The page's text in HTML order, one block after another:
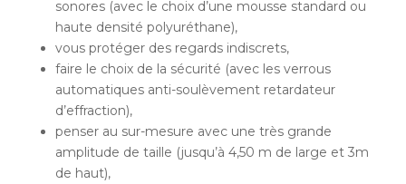
sonores (avec le choix d’une mousse standard ou
haute densité polyuréthane),
vous protéger des regards indiscrets,
faire le choix de la sécurité (avec les verrous
automatiques anti-soulèvement retardateur
d’effraction),
penser au sur-mesure avec une très grande
amplitude de taille (jusqu’à 4,50 m de large et 3m
de haut),